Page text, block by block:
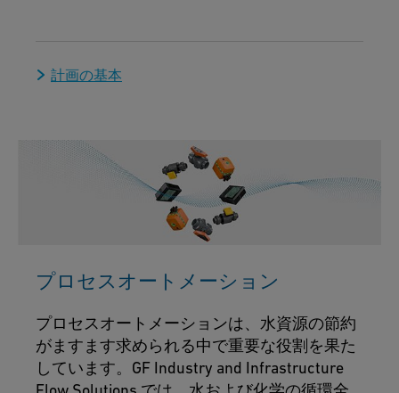
計画の基本
プロセスオートメーション
プロセスオートメーションは、水資源の節約
がますます求められる中で重要な役割を果た
しています。GF Industry and Infrastructure